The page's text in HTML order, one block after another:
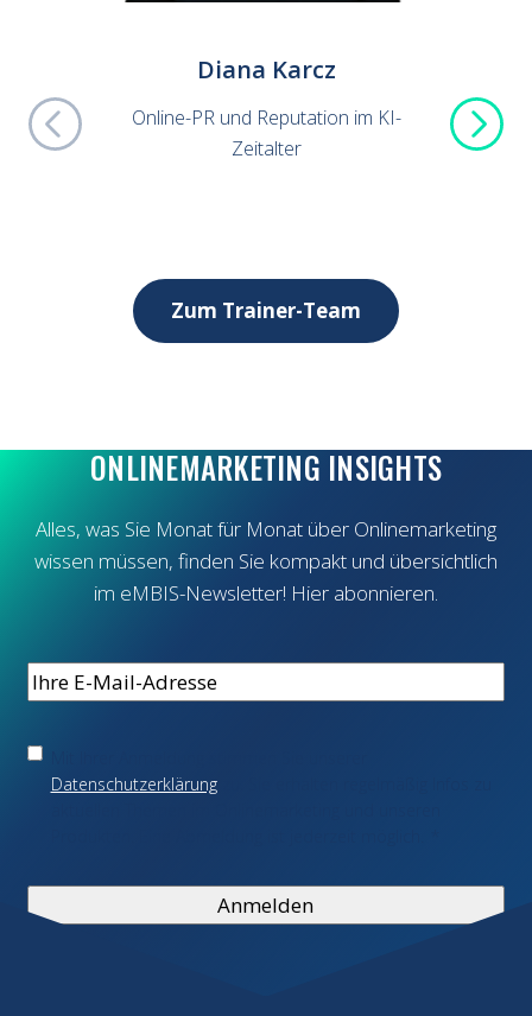
Diana Karcz
Online-PR und Reputation im KI-
Zeitalter
Zum Trainer-Team
ONLINEMARKETING INSIGHTS
Alles, was Sie Monat für Monat über Onlinemarketing
wissen müssen, finden Sie kompakt und übersichtlich
im eMBIS-Newsletter! Hier abonnieren.
E-
Mail*
Einwilligung
Datenschutzerklärungzu. Sie erhalten regelmäßig Infos zu